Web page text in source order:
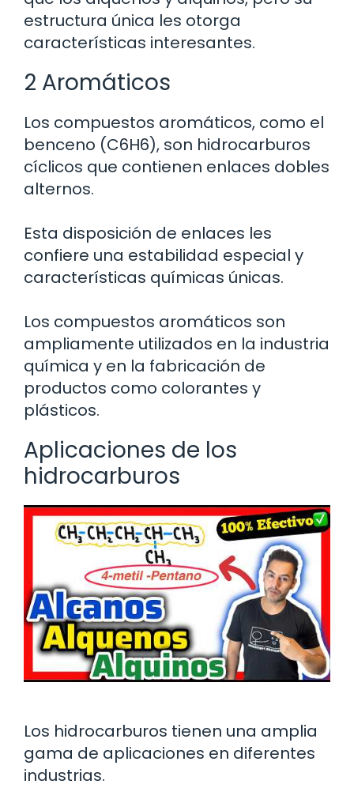
estructura única les otorga
características interesantes.
2 Aromáticos
Los compuestos aromáticos, como el
benceno (C6H6), son hidrocarburos
cíclicos que contienen enlaces dobles
alternos.
Esta disposición de enlaces les
confiere una estabilidad especial y
características químicas únicas.
Los compuestos aromáticos son
ampliamente utilizados en la industria
química y en la fabricación de
productos como colorantes y
plásticos.
Aplicaciones de los
hidrocarburos
Los hidrocarburos tienen una amplia
gama de aplicaciones en diferentes
industrias.